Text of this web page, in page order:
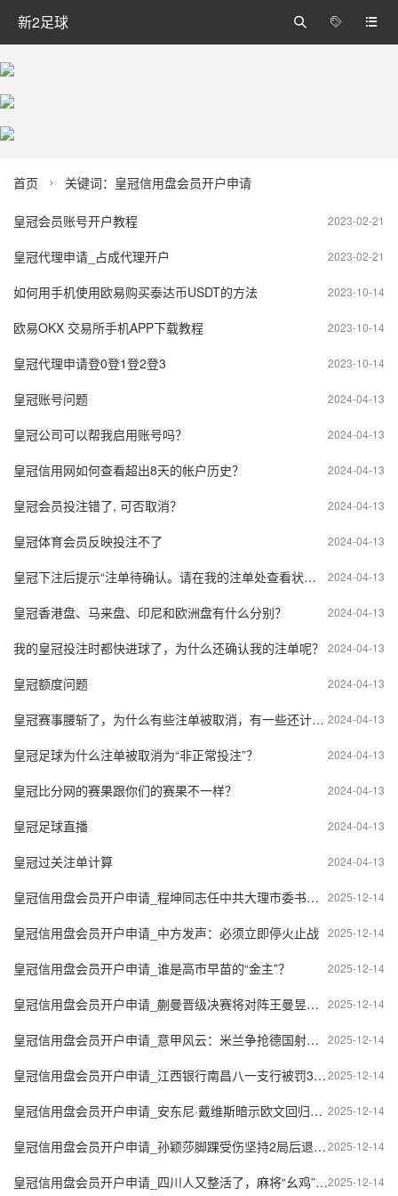
新2足球 


首页  关键词：皇冠信用盘会员开户申请
2023-02-21
皇冠会员账号开户教程
2023-02-21
皇冠代理申请_占成代理开户
2023-10-14
如何用手机使用欧易购买泰达币USDT的方法
2023-10-14
欧易OKX 交易所手机APP下载教程
2023-10-14
皇冠代理申请登0登1登2登3
2024-04-13
皇冠账号问题
2024-04-13
皇冠公司可以帮我启用账号吗？
2024-04-13
皇冠信用网如何查看超出8天的帐户历史？
2024-04-13
皇冠会员投注错了, 可否取消？
2024-04-13
皇冠体育会员反映投注不了
2024-04-13
皇冠下注后提示“注单待确认。请在我的注单处查看状态”。这是什么意思？
2024-04-13
皇冠香港盘、马来盘、印尼和欧洲盘有什么分别？
2024-04-13
我的皇冠投注时都快进球了，为什么还确认我的注单呢？
2024-04-13
皇冠额度问题
2024-04-13
皇冠赛事腰斩了，为什么有些注单被取消，有一些还计算？
2024-04-13
皇冠足球为什么注单被取消为“非正常投注”？
2024-04-13
皇冠比分网的赛果跟你们的赛果不一样？
2024-04-13
皇冠足球直播
2024-04-13
皇冠过关注单计算
2025-12-14
皇冠信用盘会员开户申请_程坤同志任中共大理市委书记，大理经济技术开发区党工委书记
2025-12-14
皇冠信用盘会员开户申请_中方发声：必须立即停火止战
2025-12-14
皇冠信用盘会员开户申请_谁是高市早苗的“金主”？
2025-12-14
皇冠信用盘会员开户申请_蒯曼晋级决赛将对阵王曼昱，回应孙颖莎伤势：她脚部出现不适，经过医疗暂停后没恢复
2025-12-14
皇冠信用盘会员开户申请_意甲风云：米兰争抢德国射手，国米冬窗计划曝光
2025-12-14
皇冠信用盘会员开户申请_江西银行南昌八一支行被罚30万，涉贷款管理不到位
2025-12-14
皇冠信用盘会员开户申请_安东尼·戴维斯暗示欧文回归后独行侠的雄心壮志
2025-12-14
皇冠信用盘会员开户申请_孙颖莎脚踝受伤坚持2局后退赛，蒯曼晋级总决赛女单决赛
2025-12-14
皇冠信用盘会员开户申请_四川人又整活了，麻将“幺鸡”被装进鸟笼挂上枝头